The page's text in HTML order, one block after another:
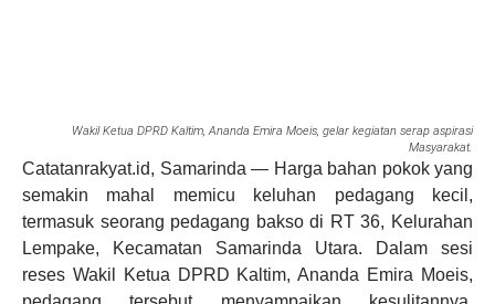
Wakil Ketua DPRD Kaltim, Ananda Emira Moeis, gelar kegiatan serap aspirasi
Masyarakat.
Catatanrakyat.id, Samarinda — Harga bahan pokok yang
semakin mahal memicu keluhan pedagang kecil,
termasuk seorang pedagang bakso di RT 36, Kelurahan
Lempake, Kecamatan Samarinda Utara. Dalam sesi
reses Wakil Ketua DPRD Kaltim, Ananda Emira Moeis,